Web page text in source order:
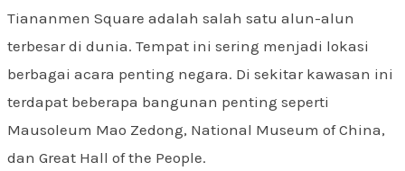
Tiananmen Square adalah salah satu alun-alun
terbesar di dunia. Tempat ini sering menjadi lokasi
berbagai acara penting negara. Di sekitar kawasan ini
terdapat beberapa bangunan penting seperti
Mausoleum Mao Zedong, National Museum of China,
dan Great Hall of the People.